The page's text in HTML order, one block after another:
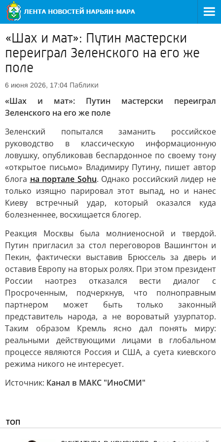
«Шах и мат»: Путин мастерски
переиграл Зеленского на его же
поле
6 июня 2026, 17:04 Паблики
«Шах и мат»: Путин мастерски переиграл
Зеленского на его же поле
Зеленский попытался заманить российское
руководство в классическую информационную
ловушку, опубликовав беспардонное по своему тону
«открытое письмо» Владимиру Путину, пишет автор
блога на портале Sohu. Однако российский лидер не
только изящно парировал этот выпад, но и нанес
Киеву встречный удар, который оказался куда
болезненнее, восхищается блогер.
Реакция Москвы была молниеносной и твердой.
Путин пригласил за стол переговоров Вашингтон и
Пекин, фактически выставив Брюссель за дверь и
оставив Европу на вторых ролях. При этом президент
России наотрез отказался вести диалог с
Просроченным, подчеркнув, что полноправным
партнером может быть только законный
представитель народа, а не вороватый узурпатор.
Таким образом Кремль ясно дал понять миру:
реальными действующими лицами в глобальном
процессе являются Россия и США, а суета киевского
режима никого не интересует.
Источник: Канал в МАКС "ИноСМИ"
ТОП